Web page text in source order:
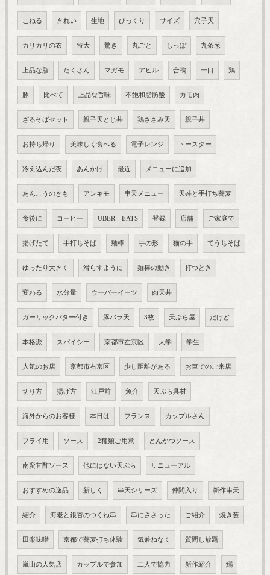
こねる きれい 生地 びっくり サイズ 穴子天
カリカリの衣 特大 驚き 丸ごと しっぽ 九条葱
上品な脂 たくさん マガモ アヒル 合鴨 一口 鶏
豚 比べて 上品な旨味 不飽和脂肪酸 カモ肉
ざるそばセット 親子天とじ丼 鶏ささみ天 親子丼
お持ち帰り 美味しく食べる 電子レンジ トースター
冷え込んだ夜 あんかけ 最近 メニューに追加
あんこうのきも アンキモ 串天メニュー 天丼と手打ち蕎麦
食後に コーヒー UBER EATS 登録 店舗 ご家庭で
揚げたて 手打ちそば 麺棒 手の形 猫の手 てうちそば
ゆったり大きく 滑らすように 麺棒の動き 打つとき
変わる 水分量 ウーバーイーツ 肉天丼
ガーリックバター付き 豚バラ天 3枚 天ぷら屋 だけど
本格派 スパイシー 京都市左京区 大学 学生
人気のお店 京都市右京区 少し距離がある お車でのご来店
切り方 揚げ方 江戸前 魚介 天ぷら具材
海外からのお客様 本日は フランス カップルさん
フライ用 ソース 2種類ご用意 とんかつソース
南蛮甘酢ソース 他にはない天ぷら リニューアル
おすすめの逸品 新しく 串天シリーズ 仲間入り 新作串天
紹介 海老と銀杏のつくね串 串にささった ご紹介 焼き葱
田楽味噌 京都で蕎麦打ち体験 気兼ねなく 質問し放題
嵐山の人気店 カップルで参加 二人で協力 新作紹介 鰯